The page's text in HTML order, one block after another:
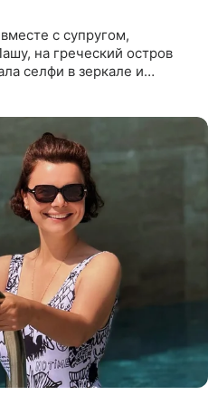
с супругом,
на греческий остров
селфи в зеркале и